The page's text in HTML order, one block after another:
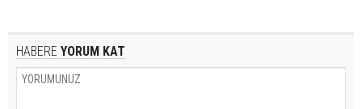
HABERE YORUM KAT